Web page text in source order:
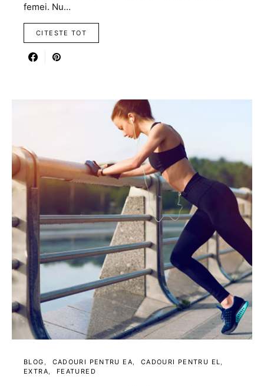
femei. Nu…
CITESTE TOT
BLOG CADOURI PENTRU EA
CADOURI PENTRU EL
EXTRA
FEATURED